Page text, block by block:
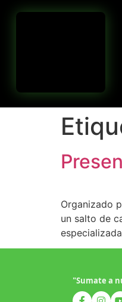
Organizado
un salto de
"Sumate a